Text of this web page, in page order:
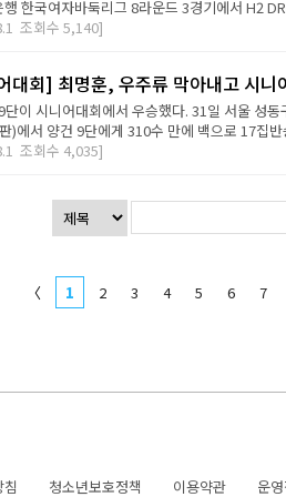
한국여자바둑리그 8라운드 3경기에서 H2
조회수 5,140]
대회] 최명훈, 우주류 막아내고 시니
단이 시니어대회에서 우승했다. 31일 서울 성
)에서 양건 9단에게 310수 만에 백으로 17집반
조회수 4,035]
〈 1 2 3 4 5 6 7
청소년보호정책 이용약관 운